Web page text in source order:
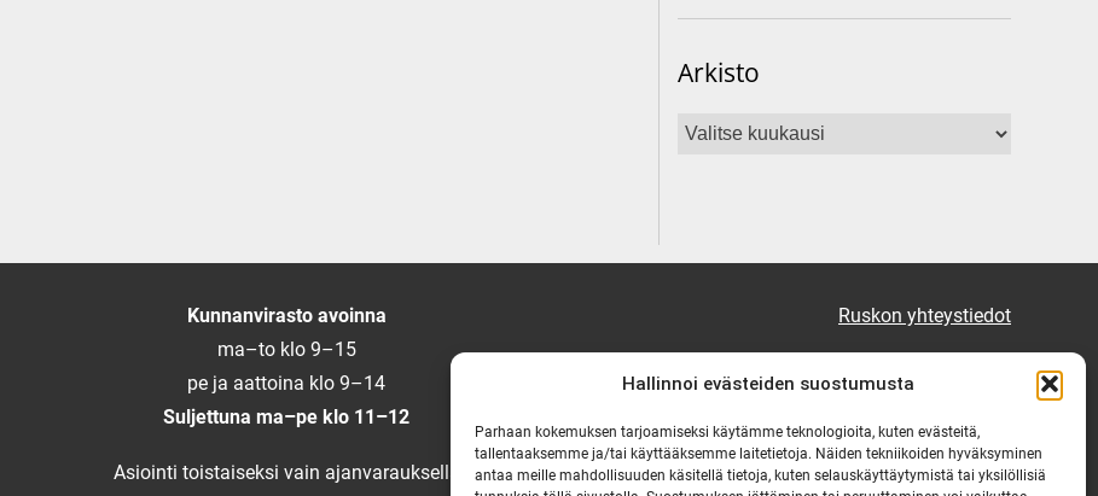
Hallinnoi evästeiden suostumusta
Parhaan kokemuksen tarjoamiseksi käytämme teknologioita, kuten evästeitä,
tallentaaksemme ja/tai käyttääksemme laitetietoja. Näiden tekniikoiden hyväksyminen
antaa meille mahdollisuuden käsitellä tietoja, kuten selauskäyttäytymistä tai yksilöllisiä
Arkisto
Arkisto
Kunnanvirasto avoinna
ma–to klo 9–15
pe ja aattoina klo 9–14
Suljettuna ma–pe klo 11–12
Asiointi toistaiseksi vain ajanvarauksella
Ruskon yhteystiedot
Virka-ajan ulkopuolella
puh. 0444 333 555